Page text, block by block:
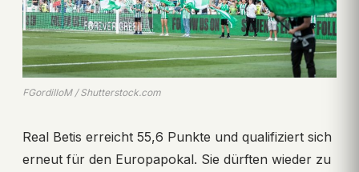
FGordilloM / Shutterstock.com
Real Betis erreicht 55,6 Punkte und qualifiziert sich
erneut für den Europapokal. Sie dürften wieder zu